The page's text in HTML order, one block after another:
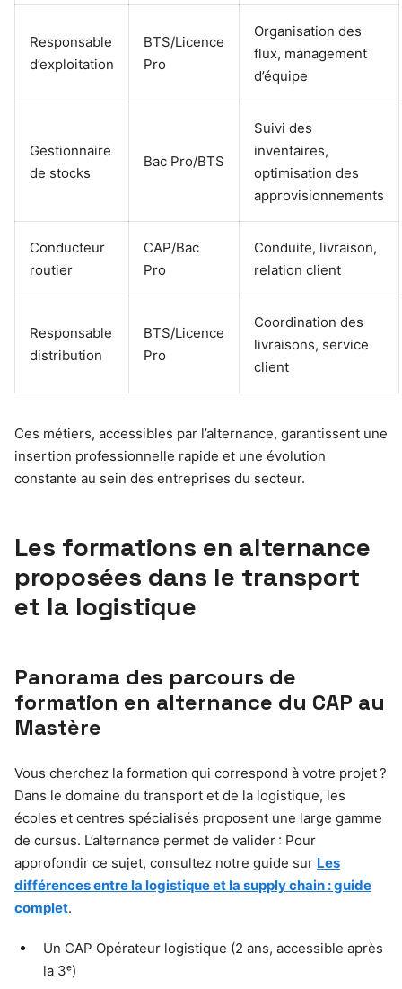
Responsable
d’exploitation
BTS/Licence
Pro
Organisation des
flux, management
d’équipe
Gestionnaire
de stocks
Bac Pro/BTS
Suivi des
inventaires,
optimisation des
approvisionnements
Conducteur
routier
CAP/Bac
Pro
Conduite, livraison,
relation client
Responsable
distribution
BTS/Licence
Pro
Coordination des
livraisons, service
client
Ces métiers, accessibles par l’alternance, garantissent une
insertion professionnelle rapide et une évolution
constante au sein des entreprises du secteur.
Les formations en alternance
proposées dans le transport
et la logistique
Panorama des parcours de
formation en alternance du CAP au
Mastère
Vous cherchez la formation qui correspond à votre projet ?
Dans le domaine du transport et de la logistique, les
écoles et centres spécialisés proposent une large gamme
de cursus. L’alternance permet de valider : Pour
approfondir ce sujet, consultez notre guide sur Les
différences entre la logistique et la supply chain : guide
complet.
Un CAP Opérateur logistique (2 ans, accessible après
la 3ᵉ)